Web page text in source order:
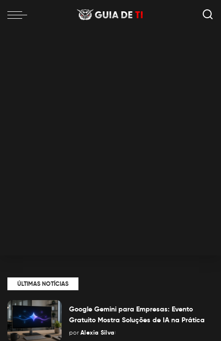
ÚLTIMAS NOTÍCIAS
Google Gemini para Empresas: Evento
Gratuito Mostra Soluções de IA na Prática
Posted
por Alexia Silva